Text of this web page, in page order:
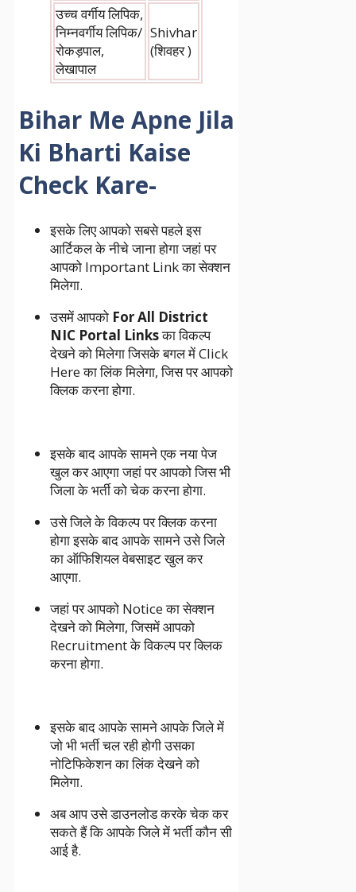
उच्च वर्गीय लिपिक,
निम्नवर्गीय लिपिक/
रोकड़पाल,
लेखापाल
Shivhar
(शिवहर )
Bihar Me Apne Jila
Ki Bharti Kaise
Check Kare-
इसके लिए आपको सबसे पहले इस
आर्टिकल के नीचे जाना होगा जहां पर
आपको Important Link का सेक्शन
मिलेगा.
उसमें आपको For All District
NIC Portal Linksका विकल्प
देखने को मिलेगा जिसके बगल में Click
Here का लिंक मिलेगा, जिस पर आपको
क्लिक करना होगा.
इसके बाद आपके सामने एक नया पेज
खुल कर आएगा जहां पर आपको जिस भी
जिला के भर्ती को चेक करना होगा.
उसे जिले के विकल्प पर क्लिक करना
होगा इसके बाद आपके सामने उसे जिले
का ऑफिशियल वेबसाइट खुल कर
आएगा.
जहां पर आपको Notice का सेक्शन
देखने को मिलेगा, जिसमें आपको
Recruitment के विकल्प पर क्लिक
करना होगा.
इसके बाद आपके सामने आपके जिले में
जो भी भर्ती चल रही होगी उसका
नोटिफिकेशन का लिंक देखने को
मिलेगा.
अब आप उसे डाउनलोड करके चेक कर
सकते हैं कि आपके जिले में भर्ती कौन सी
आई है.